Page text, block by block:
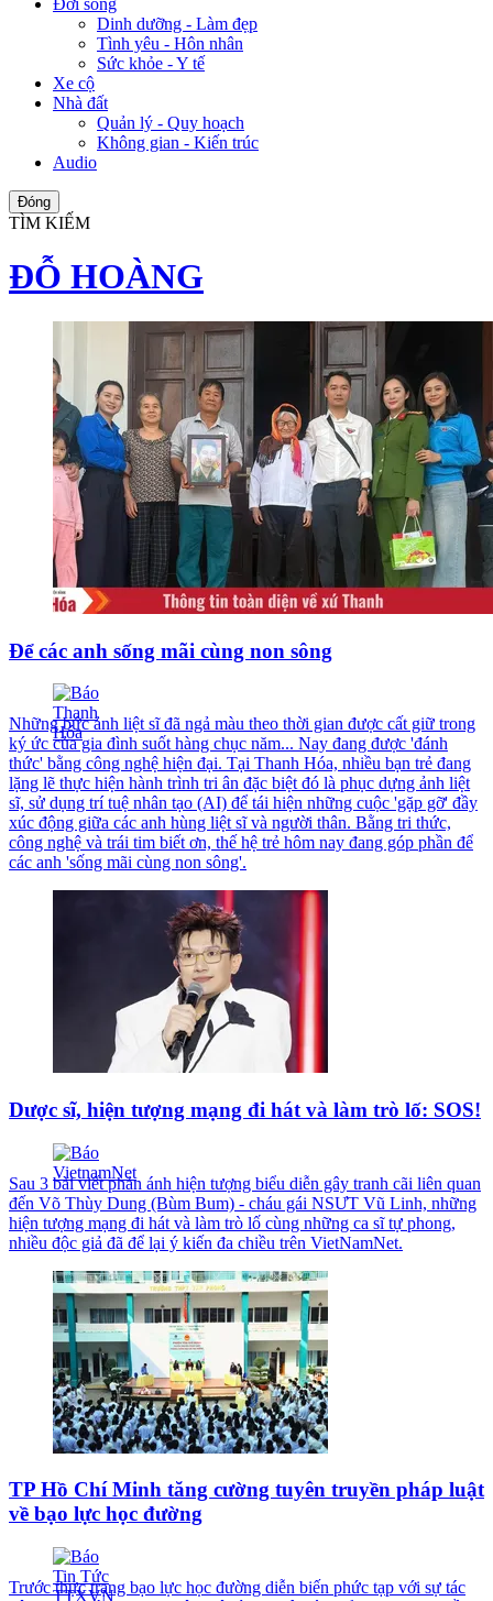
Đời sống
Dinh dưỡng - Làm đẹp
Tình yêu - Hôn nhân
Sức khỏe - Y tế
Xe cộ
Nhà đất
Quản lý - Quy hoạch
Không gian - Kiến trúc
Audio
Đóng
TÌM KIẾM
ĐỖ HOÀNG
Để các anh sống mãi cùng non sông
Những bức ảnh liệt sĩ đã ngả màu theo thời gian được cất giữ trong
ký ức của gia đình suốt hàng chục năm... Nay đang được 'đánh
thức' bằng công nghệ hiện đại. Tại Thanh Hóa, nhiều bạn trẻ đang
lặng lẽ thực hiện hành trình tri ân đặc biệt đó là phục dựng ảnh liệt
sĩ, sử dụng trí tuệ nhân tạo (AI) để tái hiện những cuộc 'gặp gỡ' đầy
xúc động giữa các anh hùng liệt sĩ và người thân. Bằng tri thức,
công nghệ và trái tim biết ơn, thế hệ trẻ hôm nay đang góp phần để
các anh 'sống mãi cùng non sông'.
Dược sĩ, hiện tượng mạng đi hát và làm trò lố: SOS!
Sau 3 bài viết phản ánh hiện tượng biểu diễn gây tranh cãi liên quan
đến Võ Thùy Dung (Bùm Bum) - cháu gái NSƯT Vũ Linh, những
hiện tượng mạng đi hát và làm trò lố cùng những ca sĩ tự phong,
nhiều độc giả đã để lại ý kiến đa chiều trên VietNamNet.
TP Hồ Chí Minh tăng cường tuyên truyền pháp luật
về bạo lực học đường
Trước thực trạng bạo lực học đường diễn biến phức tạp với sự tác